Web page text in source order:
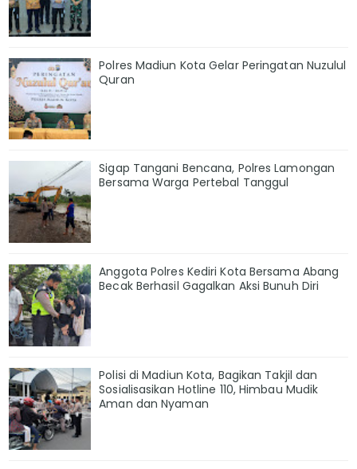
Polres Madiun Kota Gelar Peringatan Nuzulul
Quran
Sigap Tangani Bencana, Polres Lamongan
Bersama Warga Pertebal Tanggul
Anggota Polres Kediri Kota Bersama Abang
Becak Berhasil Gagalkan Aksi Bunuh Diri
Polisi di Madiun Kota, Bagikan Takjil dan
Sosialisasikan Hotline 110, Himbau Mudik
Aman dan Nyaman